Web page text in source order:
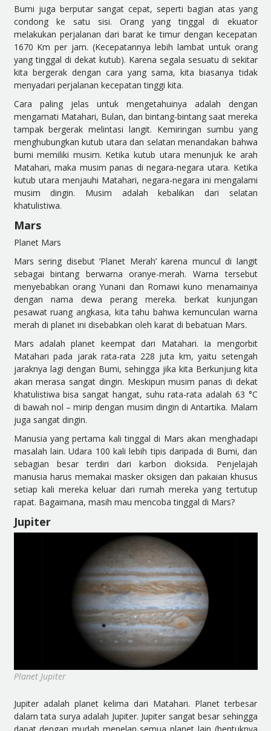
Bumi juga berputar sangat cepat, seperti bagian atas yang
condong ke satu sisi. Orang yang tinggal di ekuator
melakukan perjalanan dari barat ke timur dengan kecepatan
1670 Km per jam. (Kecepatannya lebih lambat untuk orang
yang tinggal di dekat kutub). Karena segala sesuatu di sekitar
kita bergerak dengan cara yang sama, kita biasanya tidak
menyadari perjalanan kecepatan tinggi kita.
Cara paling jelas untuk mengetahuinya adalah dengan
mengamati Matahari, Bulan, dan bintang-bintang saat mereka
tampak bergerak melintasi langit. Kemiringan sumbu yang
menghubungkan kutub utara dan selatan menandakan bahwa
bumi memiliki musim. Ketika kutub utara menunjuk ke arah
Matahari, maka musim panas di negara-negara utara. Ketika
kutub utara menjauhi Matahari, negara-negara ini mengalami
musim dingin. Musim adalah kebalikan dari selatan
khatulistiwa.
Mars
Planet Mars
Mars sering disebut ‘Planet Merah’ karena muncul di langit
sebagai bintang berwarna oranye-merah. Warna tersebut
menyebabkan orang Yunani dan Romawi kuno menamainya
dengan nama dewa perang mereka. berkat kunjungan
pesawat ruang angkasa, kita tahu bahwa kemunculan warna
merah di planet ini disebabkan oleh karat di bebatuan Mars.
Mars adalah planet keempat dari Matahari. Ia mengorbit
Matahari pada jarak rata-rata 228 juta km, yaitu setengah
jaraknya lagi dengan Bumi, sehingga jika kita Berkunjung kita
akan merasa sangat dingin. Meskipun musim panas di dekat
khatulistiwa bisa sangat hangat, suhu rata-rata adalah 63 °C
di bawah nol – mirip dengan musim dingin di Antartika. Malam
juga sangat dingin.
Manusia yang pertama kali tinggal di Mars akan menghadapi
masalah lain. Udara 100 kali lebih tipis daripada di Bumi, dan
sebagian besar terdiri dari karbon dioksida. Penjelajah
manusia harus memakai masker oksigen dan pakaian khusus
setiap kali mereka keluar dari rumah mereka yang tertutup
rapat. Bagaimana, masih mau mencoba tinggal di Mars?
Jupiter
Planet Jupiter
Jupiter adalah planet kelima dari Matahari. Planet terbesar
dalam tata surya adalah Jupiter. Jupiter sangat besar sehingga